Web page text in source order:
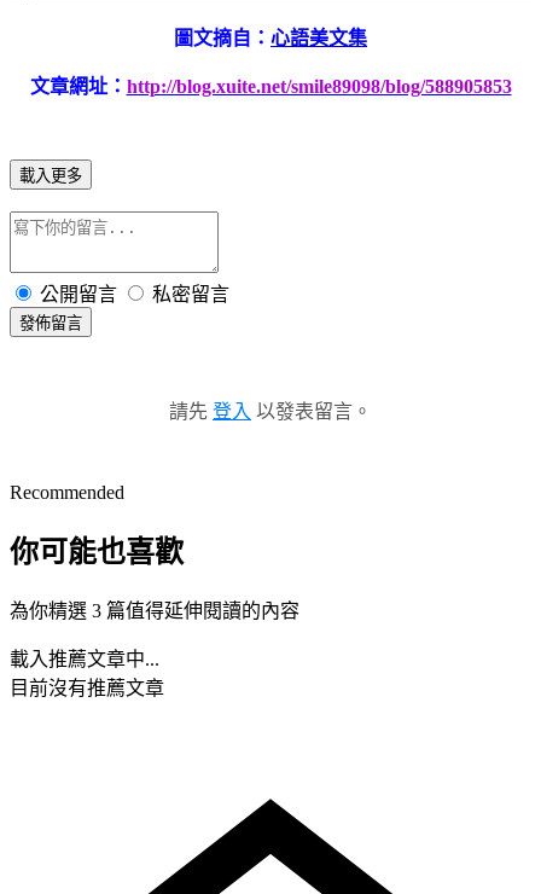
圖文摘自： 心語美文集
文章網址： http://blog.xuite.net/smile89098/blog/588905853
載入更多
公開留言 私密留言
發佈留言
請先 登入 以發表留言。
Recommended
你可能也喜歡
為你精選 3 篇值得延伸閱讀的內容
載入推薦文章中...
目前沒有推薦文章